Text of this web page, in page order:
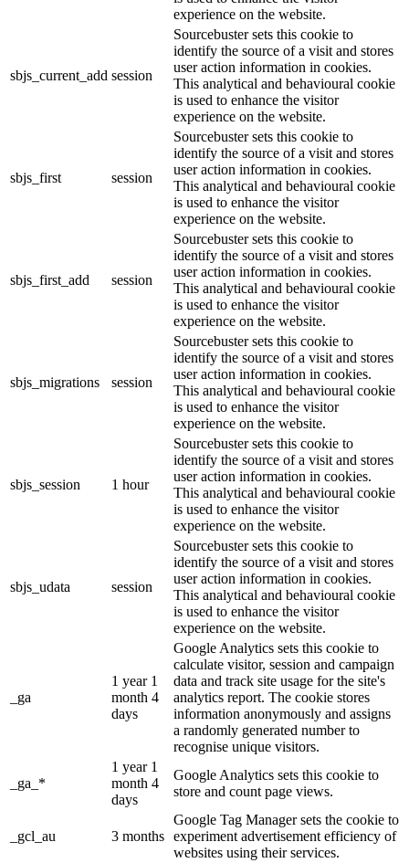
experience on the website.
sbjs_current_add session
Sourcebuster sets this cookie to
identify the source of a visit and stores
user action information in cookies.
This analytical and behavioural cookie
is used to enhance the visitor
experience on the website.
sbjs_first session
Sourcebuster sets this cookie to
identify the source of a visit and stores
user action information in cookies.
This analytical and behavioural cookie
is used to enhance the visitor
experience on the website.
sbjs_first_add session
Sourcebuster sets this cookie to
identify the source of a visit and stores
user action information in cookies.
This analytical and behavioural cookie
is used to enhance the visitor
experience on the website.
sbjs_migrations session
Sourcebuster sets this cookie to
identify the source of a visit and stores
user action information in cookies.
This analytical and behavioural cookie
is used to enhance the visitor
experience on the website.
sbjs_session 1 hour
Sourcebuster sets this cookie to
identify the source of a visit and stores
user action information in cookies.
This analytical and behavioural cookie
is used to enhance the visitor
experience on the website.
sbjs_udata session
Sourcebuster sets this cookie to
identify the source of a visit and stores
user action information in cookies.
This analytical and behavioural cookie
is used to enhance the visitor
experience on the website.
_ga
1 year 1
month 4
days
Google Analytics sets this cookie to
calculate visitor, session and campaign
data and track site usage for the site's
analytics report. The cookie stores
information anonymously and assigns
a randomly generated number to
recognise unique visitors.
_ga_*
1 year 1
month 4
days
Google Analytics sets this cookie to
store and count page views.
_gcl_au 3 months
Google Tag Manager sets the cookie to
experiment advertisement efficiency of
websites using their services.